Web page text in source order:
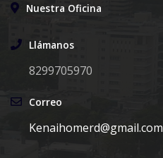
Nuestra Oficina
Llámanos
8299705970
Correo
Kenaihomerd@gmail.com